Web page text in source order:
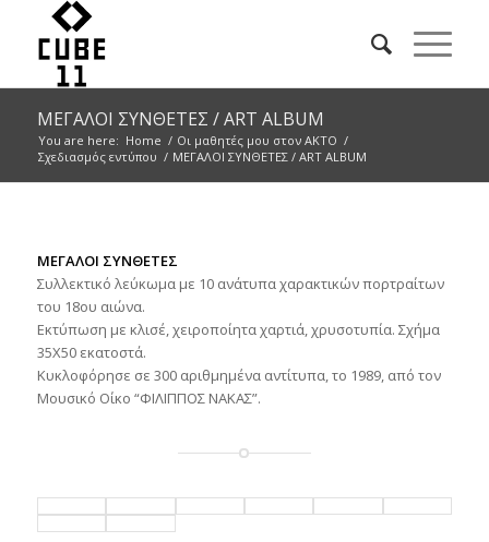
ΜΕΓΑΛΟΙ ΣΥΝΘΕΤΕΣ / ART ALBUM
You are here: Home / Οι μαθητές μου στον ΑΚΤΟ /
Σχεδιασμός εντύπου / ΜΕΓΑΛΟΙ ΣΥΝΘΕΤΕΣ / ART ALBUM
ΜΕΓΑΛΟΙ ΣΥΝΘΕΤΕΣ
Συλλεκτικό λεύκωμα με 10 ανάτυπα χαρακτικών πορτραίτων
του 18ου αιώνα.
Εκτύπωση με κλισέ, χειροποίητα χαρτιά, χρυσοτυπία. Σχήμα
35Χ50 εκατοστά.
Κυκλοφόρησε σε 300 αριθμημένα αντίτυπα, το 1989, από τον
Μουσικό Οίκο “ΦΙΛΙΠΠΟΣ ΝΑΚΑΣ”.